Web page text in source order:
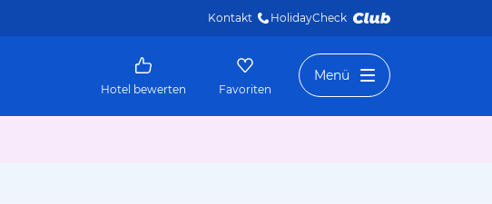
Kontakt HolidayCheck
Hotel bewerten Favoriten
Menü